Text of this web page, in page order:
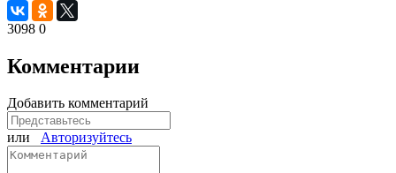
3098 0
Комментарии
Добавить комментарий
или Авторизуйтесь